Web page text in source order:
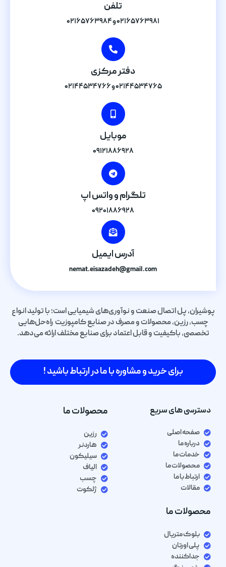
تلفن
۰۲۱۶۵۷۶۳۹۸۱ و ۰۲۱۶۵۷۶۳۹۸۴
دفتر مرکزی
۰۲۱۴۴۵۳۴۷۶۵ و ۰۲۱۴۴۵۳۴۷۶۶
موبایل
۰۹۱۲۱۸۸۶۹۲۸
تلگرام و واتس اپ
۰۹۲۰۱۸۸۶۹۲۸
آدرس ایمیل
nemat.eisazadeh@gmail.com
پوشیران، پل اتصال صنعت و نوآوری‌های شیمیایی است؛ با تولید انواع
چسب، رزین، محصولات و مصرف در صنایع کامپوزیت راه‌حل‌هایی
تخصصی، باکیفیت و قابل اعتماد برای صنایع مختلف ارائه می‌دهد.
برای خرید و مشاوره با ما در ارتباط باشید !
دسترسی های سریع
صفحه اصلی
درباره ما
خدمات ما
محصولات ما
ارتباط با ما
مقالات
محصولات ما
رزین
هاردنر
سیلیکون
الیاف
چسب
ژلکوت
محصولات ما
بلوک متریال
پلی اورتان
جداکننده